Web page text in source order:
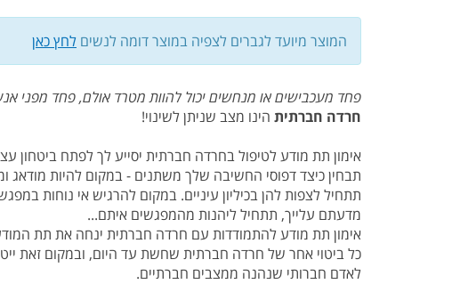
המוצר מיועד לגברים לצפיה במוצר דומה לנשים לחץ כאן
פחד מעכבישים או מנחשים יכול להוות מטרד אולם, פחד מפני
חרדה חברתית הינו מצב שניתן לשינוי!
אימון תת מודע לטיפול בחרדה חברתית יסייע לך לפתח ביטחון
תבחין כיצד דפוסי החשיבה שלך משתנים - במקום להיות מודאג
תתחיל לצפות להן בכיליון עיניים. במקום להרגיש אי נוחות
מדעתם עלייך, תתחיל ליהנות מהמפגשים איתם...
אימון תת מודע להתמודדות עם חרדה חברתית ינחה את תת
כל ביטוי אחר של חרדה חברתית שחשת עד היום, ובמקום זאת
לאדם חברותי שנהנה ממצבים חברתיים.